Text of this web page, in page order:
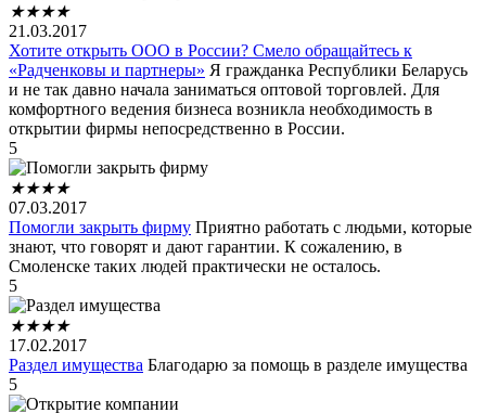
★★★★
21.03.2017
Хотите открыть ООО в России? Смело обращайтесь к
«Радченковы и партнеры» Я гражданка Республики Беларусь
и не так давно начала заниматься оптовой торговлей. Для
комфортного ведения бизнеса возникла необходимость в
открытии фирмы непосредственно в России.
5
★★★★
07.03.2017
Помогли закрыть фирму Приятно работать с людьми, которые
знают, что говорят и дают гарантии. К сожалению, в
Смоленске таких людей практически не осталось.
5
★★★★
17.02.2017
Раздел имущества Благодарю за помощь в разделе имущества
5